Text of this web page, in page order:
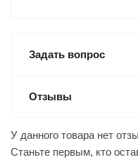
Задать вопрос
Отзывы
У данного товара нет
Станьте первым, кто